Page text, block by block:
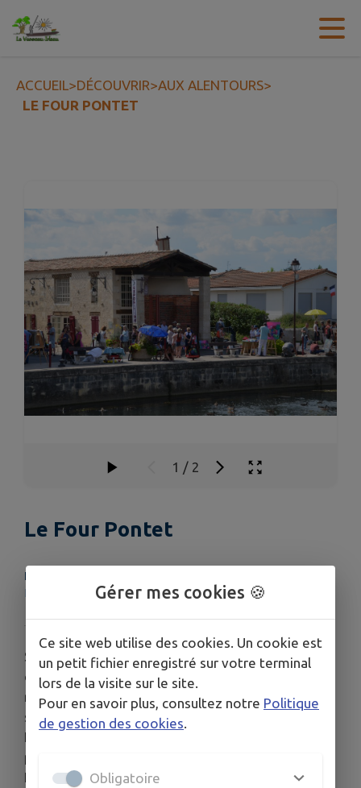
Contenu
ACCUEIL>DÉCOUVRIR>AUX ALENTOURS>
LE FOUR PONTET
1 / 2
Le Four Pontet
LIEU
Le Four Pontet
Situé dans le centre bourg, le Four Pontet est le
dernier vestige d’un artisanat d’art unique dans la
région. Cette industrie locale débuta au XIXe
siècle et se prolongea jusque vers 1980.
La production se limitait essentiellement à de la
poterie à usage courant (pots à fleurs, écuelles...).
Les matières premières, principalement l’argile,
Gérer mes cookies 🍪
Ce site web utilise des cookies. Un cookie est
un petit fichier enregistré sur votre terminal
lors de la visite sur le site.
Pour en savoir plus, consultez notre Politique
de gestion des cookies
Obligatoire